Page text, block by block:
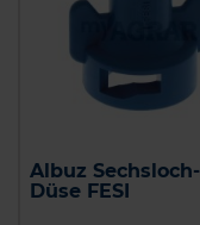
Albuz Sechsloch-
Düse FESI